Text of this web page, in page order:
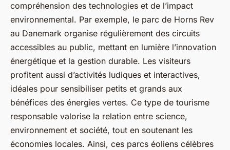
compréhension des technologies et de l’impact
environnemental. Par exemple, le parc de Horns Rev
au Danemark organise régulièrement des circuits
accessibles au public, mettant en lumière l’innovation
énergétique et la gestion durable. Les visiteurs
profitent aussi d’activités ludiques et interactives,
idéales pour sensibiliser petits et grands aux
bénéfices des énergies vertes. Ce type de tourisme
responsable valorise la relation entre science,
environnement et société, tout en soutenant les
économies locales. Ainsi, ces parcs éoliens célèbres